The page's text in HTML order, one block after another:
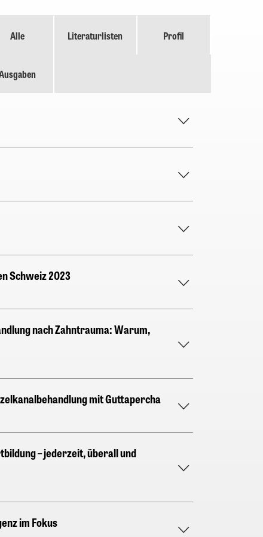
Alle Literaturlisten Profil
Schweiz 2023
nach Zahntrauma: Warum,
mit Guttapercha
– jederzeit, überall und
im Fokus